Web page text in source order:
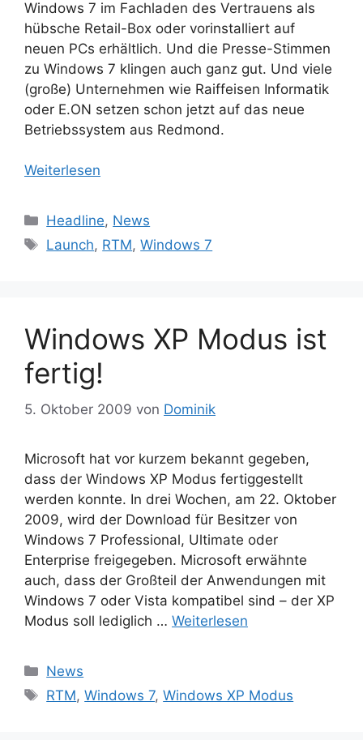
Windows 7 im Fachladen des Vertrauens als
hübsche Retail-Box oder vorinstalliert auf
neuen PCs erhältlich. Und die Presse-Stimmen
zu Windows 7 klingen auch ganz gut. Und viele
(große) Unternehmen wie Raiffeisen Informatik
oder E.ON setzen schon jetzt auf das neue
Betriebssystem aus Redmond.
Weiterlesen
Kategorien
Headline, News
Schlagwörter
Launch, RTM,Windows 7
Windows XP Modus ist
fertig!
5. Oktober 2009 von Dominik
Microsoft hat vor kurzem bekannt gegeben,
dass der Windows XP Modus fertiggestellt
werden konnte. In drei Wochen, am 22. Oktober
2009, wird der Download für Besitzer von
Windows 7 Professional, Ultimate oder
Enterprise freigegeben. Microsoft erwähnte
auch, dass der Großteil der Anwendungen mit
Windows 7 oder Vista kompatibel sind – der XP
Modus soll lediglich … Weiterlesen
Kategorien
News
Schlagwörter
RTM,Windows 7,Windows XP Modus